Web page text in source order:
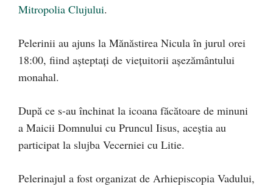
Mitropolia Clujului.
Pelerinii au ajuns la Mănăstirea Nicula în jurul orei
18:00, fiind așteptați de viețuitorii așezământului
monahal.
După ce s-au închinat la icoana făcătoare de minuni
a Maicii Domnului cu Pruncul Iisus, aceștia au
participat la slujba Vecerniei cu Litie.
Pelerinajul a fost organizat de Arhiepiscopia Vadului,